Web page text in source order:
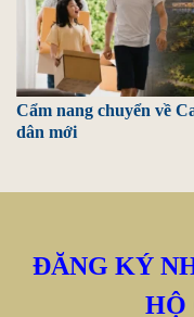
Cẩm nang chuyển về
dân mới
ĐĂNG KÝ
HỘ